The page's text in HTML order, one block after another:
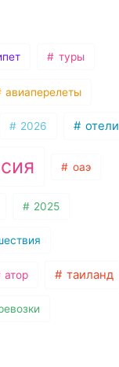
туры
авиаперелеты
2026 отели
оаэ
2025
атор таиланд